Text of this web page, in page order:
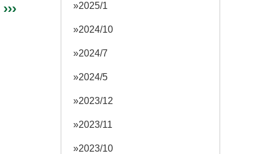
2025/1
2024/10
2024/7
2024/5
2023/12
2023/11
2023/10